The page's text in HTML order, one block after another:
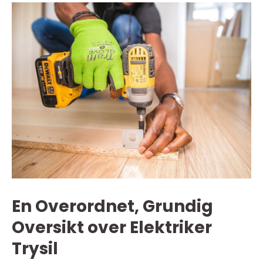
En Overordnet, Grundig
Oversikt over Elektriker
Trysil